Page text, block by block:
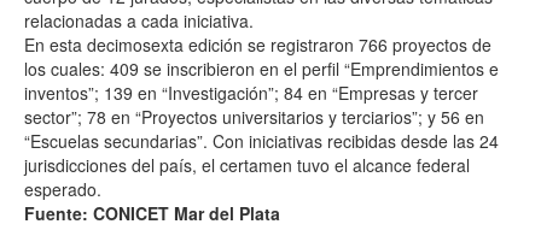
relacionadas a cada iniciativa.
En esta decimosexta edición se registraron 766 proyectos de
los cuales: 409 se inscribieron en el perfil “Emprendimientos e
inventos”; 139 en “Investigación”; 84 en “Empresas y tercer
sector”; 78 en “Proyectos universitarios y terciarios”; y 56 en
“Escuelas secundarias”. Con iniciativas recibidas desde las 24
jurisdicciones del país, el certamen tuvo el alcance federal
esperado.
Fuente: CONICET Mar del Plata